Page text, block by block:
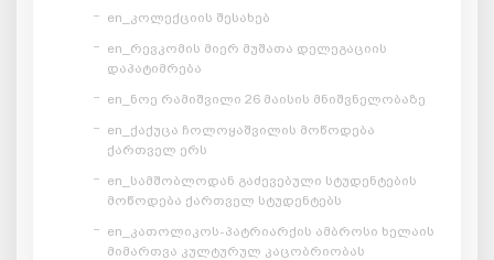
en_კოლექციის შესახებ
en_რევკომის მიერ მუშათა დელეგაციის
დაპატიმრება
en_ნოე რამიშვილი 26 მაისის მნიშვნელობაზე
en_ქაქუცა ჩოლოყაშვილის მოწოდება
ქართველ ერს
en_სამშობლოდან გაძევებული სტუდენტების
მოწოდება ქართველ სტუდენტებს
en_კათოლიკოს-პატრიარქის ამბროსი ხელაის
მიმართვა კულტურულ კაცობრიობას